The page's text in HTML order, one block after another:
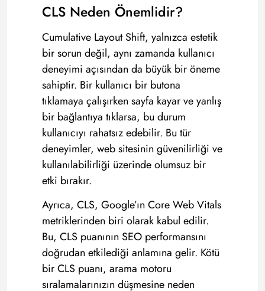
CLS Neden Önemlidir?
Cumulative Layout Shift, yalnızca estetik
bir sorun değil, aynı zamanda kullanıcı
deneyimi açısından da büyük bir öneme
sahiptir. Bir kullanıcı bir butona
tıklamaya çalışırken sayfa kayar ve yanlış
bir bağlantıya tıklarsa, bu durum
kullanıcıyı rahatsız edebilir. Bu tür
deneyimler, web sitesinin güvenilirliği ve
kullanılabilirliği üzerinde olumsuz bir
etki bırakır.
Ayrıca, CLS, Google’ın Core Web Vitals
metriklerinden biri olarak kabul edilir.
Bu, CLS puanının SEO performansını
doğrudan etkilediği anlamına gelir. Kötü
bir CLS puanı, arama motoru
sıralamalarınızın düşmesine neden